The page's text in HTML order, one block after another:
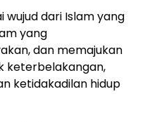
dari Islam yang
yang
dan memajukan
keterbelakangan,
ketidakadilan hidup